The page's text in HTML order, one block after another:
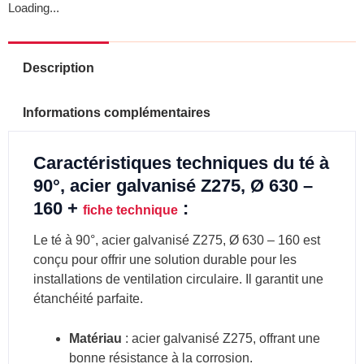
Loading...
Description
Informations complémentaires
Caractéristiques techniques du té à
90°, acier galvanisé Z275, Ø 630 –
160 + fiche technique :
Le té à 90°, acier galvanisé Z275, Ø 630 – 160 est
conçu pour offrir une solution durable pour les
installations de ventilation circulaire. Il garantit une
étanchéité parfaite.
Matériau : acier galvanisé Z275, offrant une
bonne résistance à la corrosion.